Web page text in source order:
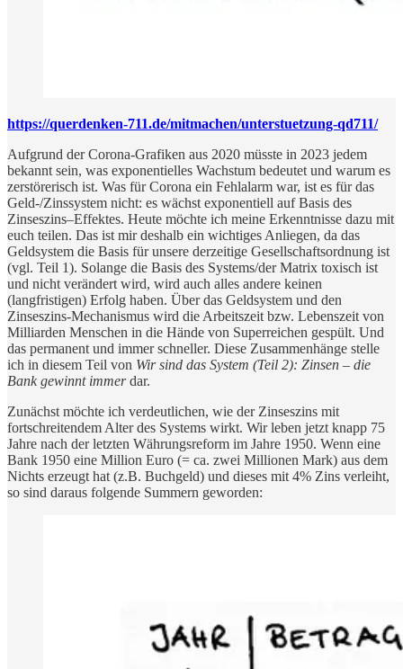
https://querdenken-711.de/mitmachen/unterstuetzung-qd711/
Aufgrund der Corona-Grafiken aus 2020 müsste in 2023 jedem
bekannt sein, was exponentielles Wachstum bedeutet und warum es
zerstörerisch ist. Was für Corona ein Fehlalarm war, ist es für das
Geld-/Zinssystem nicht: es wächst exponentiell auf Basis des
Zinseszins–Effektes. Heute möchte ich meine Erkenntnisse dazu mit
euch teilen. Das ist mir deshalb ein wichtiges Anliegen, da das
Geldsystem die Basis für unsere derzeitige Gesellschaftsordnung ist
(vgl. Teil 1). Solange die Basis des Systems/der Matrix toxisch ist
und nicht verändert wird, wird auch alles andere keinen
(langfristigen) Erfolg haben. Über das Geldsystem und den
Zinseszins-Mechanismus wird die Arbeitszeit bzw. Lebenszeit von
Milliarden Menschen in die Hände von Superreichen gespült. Und
das permanent und immer schneller. Diese Zusammenhänge stelle
ich in diesem Teil von Wir sind das System (Teil 2): Zinsen – die
Bank gewinnt immerdar.
Zunächst möchte ich verdeutlichen, wie der Zinseszins mit
fortschreitendem Alter des Systems wirkt. Wir leben jetzt knapp 75
Jahre nach der letzten Währungsreform im Jahre 1950. Wenn eine
Bank 1950 eine Million Euro (= ca. zwei Millionen Mark) aus dem
Nichts erzeugt hat (z.B. Buchgeld) und dieses mit 4% Zins verleiht,
so sind daraus folgende Summern geworden: